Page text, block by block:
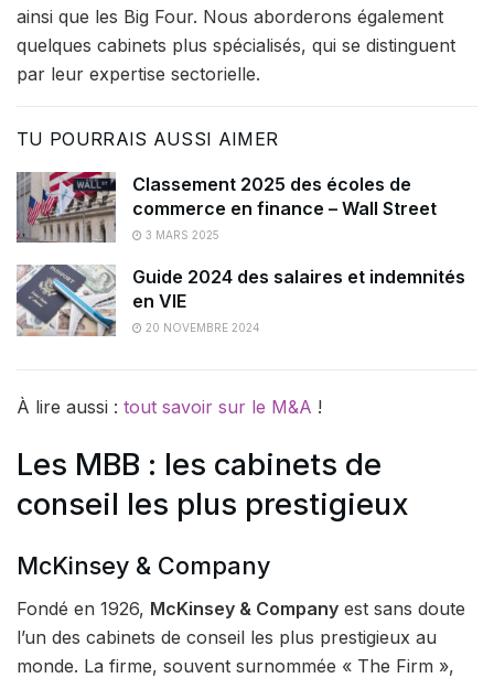
ainsi que les Big Four. Nous aborderons également
quelques cabinets plus spécialisés, qui se distinguent
par leur expertise sectorielle.
TU POURRAIS AUSSI AIMER
Classement 2025 des écoles de
commerce en finance – Wall Street
3 MARS 2025
Guide 2024 des salaires et indemnités
en VIE
20 NOVEMBRE 2024
À lire aussi : tout savoir sur le M&A !
Les MBB : les cabinets de
conseil les plus prestigieux
McKinsey & Company
Fondé en 1926, McKinsey & Company est sans doute
l’un des cabinets de conseil les plus prestigieux au
monde. La firme, souvent surnommée « The Firm »,